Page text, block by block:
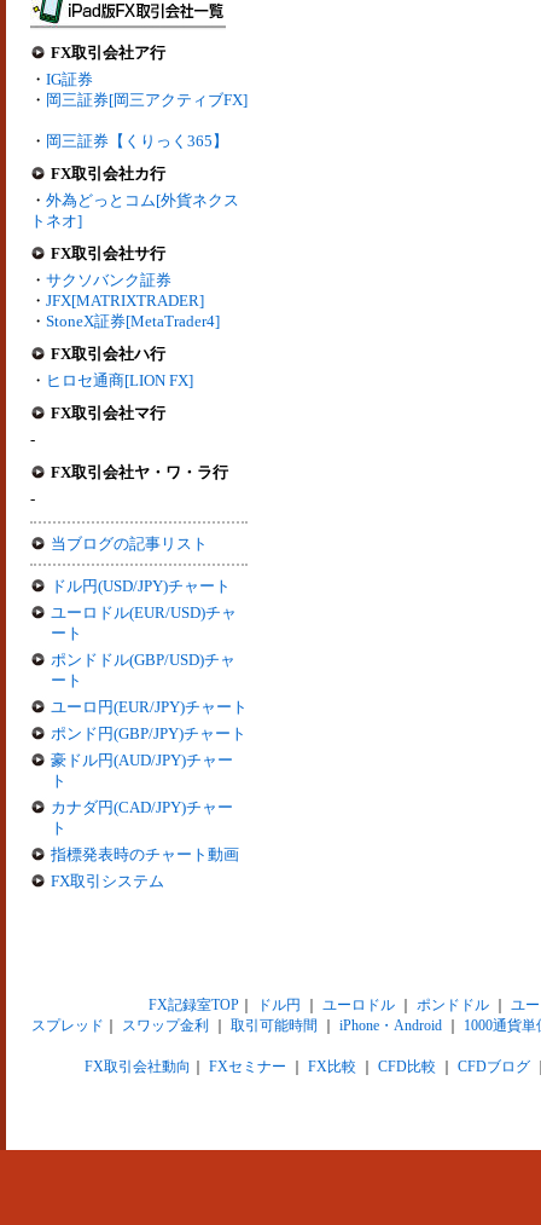
FX取引会社ア行
・ IG証券
・ 岡三証券[岡三アクティブFX]
・ 岡三証券【くりっく365】
FX取引会社カ行
・ 外為どっとコム[外貨ネクス
トネオ]
FX取引会社サ行
・ サクソバンク証券
・ JFX[MATRIXTRADER]
・ StoneX証券[MetaTrader4]
FX取引会社ハ行
・ ヒロセ通商[LION FX]
FX取引会社マ行
-
FX取引会社ヤ・ワ・ラ行
-
当ブログの記事リスト
ドル円(USD/JPY)チャート
ユーロドル(EUR/USD)チャ
ート
ポンドドル(GBP/USD)チャ
ート
ユーロ円(EUR/JPY)チャート
ポンド円(GBP/JPY)チャート
豪ドル円(AUD/JPY)チャー
ト
カナダ円(CAD/JPY)チャー
ト
指標発表時のチャート動画
FX取引システム
FX記録室TOP｜ ドル円 ユーロドル｜ ポンドドル｜ ユ
スプレッド
スワップ金利 取引可能時間 iPhone・Android 1000通貨単
FX取引会社動向 FXセミナー FX比較 CFD比較 CFDブログ